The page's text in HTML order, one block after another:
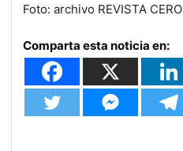
Foto: archivo REVISTA CERO
Comparta esta noticia en: